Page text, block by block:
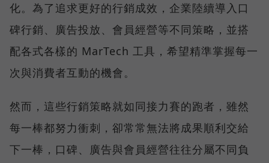
化。為了追求更好的行銷成效，企業陸續導入口
碑行銷、廣告投放、會員經營等不同策略，並搭
配各式各樣的 MarTech 工具，希望精準掌握每一
次與消費者互動的機會。
然而，這些行銷策略就如同接力賽的跑者，雖然
每一棒都努力衝刺，卻常常無法將成果順利交給
下一棒，口碑、廣告與會員經營往往分屬不同負